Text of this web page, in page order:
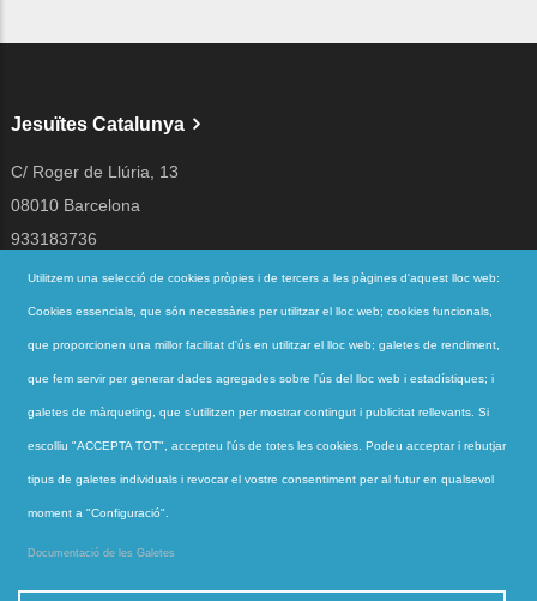
Jesuïtes Catalunya
C/ Roger de Llúria, 13
08010 Barcelona
933183736
jesuites@jesuites.net
Segueix-nos a
QUI SOM
QUÈ FEM
ACTUALITAT
Utilitzem una selecció de cookies pròpies i de tercers a les pàgines d'aquest lloc web:
Cookies essencials, que són necessàries per utilitzar el lloc web; cookies funcionals,
que proporcionen una millor facilitat d'ús en utilitzar el lloc web; galetes de rendiment,
que fem servir per generar dades agregades sobre l'ús del lloc web i estadístiques; i
galetes de màrqueting, que s'utilitzen per mostrar contingut i publicitat rellevants. Si
escolliu "ACCEPTA TOT", accepteu l'ús de totes les cookies. Podeu acceptar i rebutjar
tipus de galetes individuals i revocar el vostre consentiment per al futur en qualsevol
moment a "Configuració".
Documentació de les Galetes